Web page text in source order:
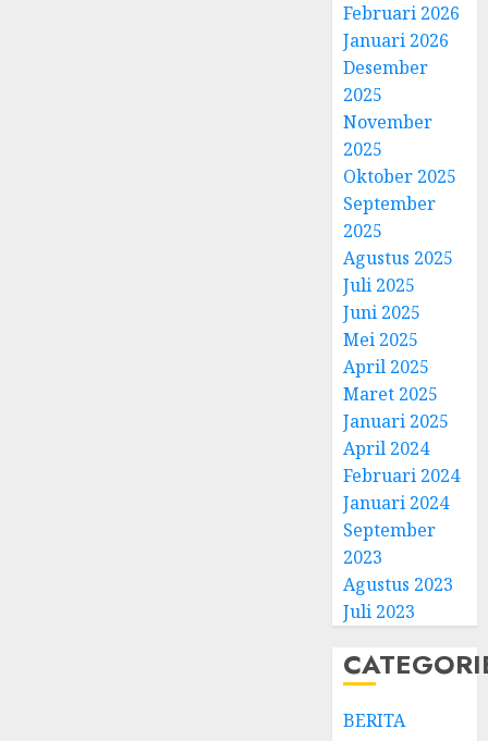
Februari 2026
Januari 2026
Desember
2025
November
2025
Oktober 2025
September
2025
Agustus 2025
Juli 2025
Juni 2025
Mei 2025
April 2025
Maret 2025
Januari 2025
April 2024
Februari 2024
Januari 2024
September
2023
Agustus 2023
Juli 2023
BERITA
3
Natal
BKSG
Tegal
di
11, 2026
4
Samuel
Adi
dan